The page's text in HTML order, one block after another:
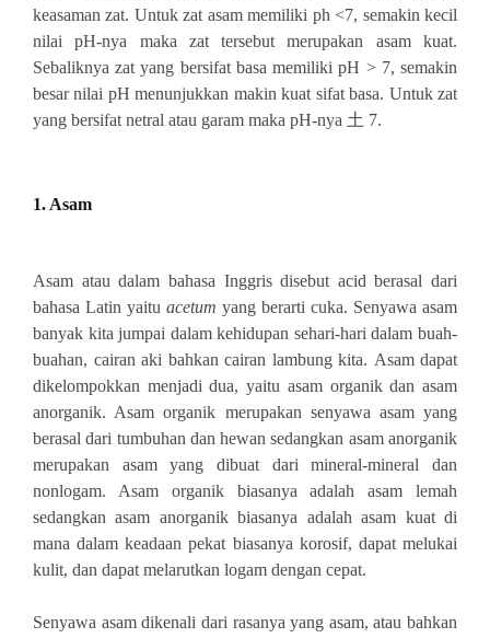
keasaman zat. Untuk zat asam memiliki ph <7, semakin kecil
nilai pH-nya maka zat tersebut merupakan asam kuat.
Sebaliknya zat yang bersifat basa memiliki pH > 7, semakin
besar nilai pH menunjukkan makin kuat sifat basa. Untuk zat
yang bersifat netral atau garam maka pH-nya 土 7.
1. Asam
Asam atau dalam bahasa Inggris disebut acid berasal dari
bahasa Latin yaitu acetum yang berarti cuka. Senyawa asam
banyak kita jumpai dalam kehidupan sehari-hari dalam buah-
buahan, cairan aki bahkan cairan lambung kita. Asam dapat
dikelompokkan menjadi dua, yaitu asam organik dan asam
anorganik. Asam organik merupakan senyawa asam yang
berasal dari tumbuhan dan hewan sedangkan asam anorganik
merupakan asam yang dibuat dari mineral-mineral dan
nonlogam. Asam organik biasanya adalah asam lemah
sedangkan asam anorganik biasanya adalah asam kuat di
mana dalam keadaan pekat biasanya korosif, dapat melukai
kulit, dan dapat melarutkan logam dengan cepat.
Senyawa asam dikenali dari rasanya yang asam, atau bahkan